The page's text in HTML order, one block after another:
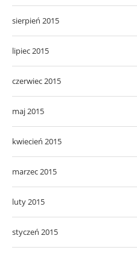
sierpień 2015
lipiec 2015
czerwiec 2015
maj 2015
kwiecień 2015
marzec 2015
luty 2015
styczeń 2015